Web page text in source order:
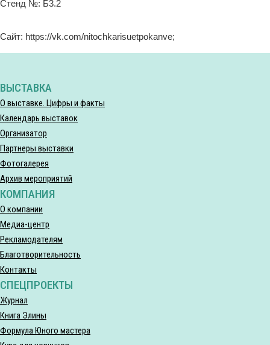
Стенд №: Б3.2
Сайт: https://vk.com/nitochkarisuetpokanve;
ВЫСТАВКА
О выставке. Цифры и факты
Календарь выставок
Организатор
Партнеры выставки
Фотогалерея
Архив мероприятий
КОМПАНИЯ
О компании
Медиа-центр
Рекламодателям
Благотворительность
Контакты
СПЕЦПРОЕКТЫ
Журнал
Книга Элины
Формула Юного мастера